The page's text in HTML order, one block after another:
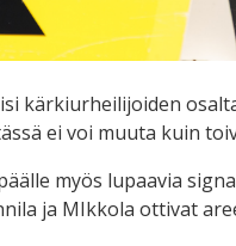
kärkiurheilijoiden
ei voi muuta kuin
myös lupaavia
ja MIkkola ottivat